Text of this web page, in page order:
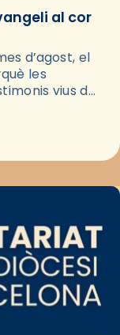
al cor
d’agost, el
les
vius de